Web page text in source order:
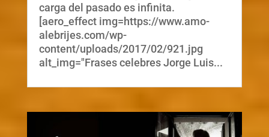
carga del pasado es infinita.
[aero_effect img=https://www.amo-
alebrijes.com/wp-
content/uploads/2017/02/921.jpg
alt_img="Frases celebres Jorge Luis...